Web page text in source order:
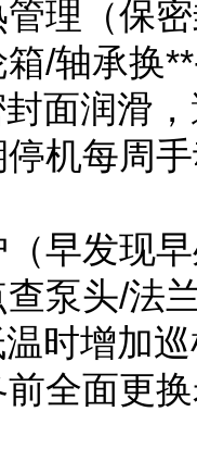
理（保
/轴承换
面润滑
机每周
早发现
泵头/法
时增加
全面更